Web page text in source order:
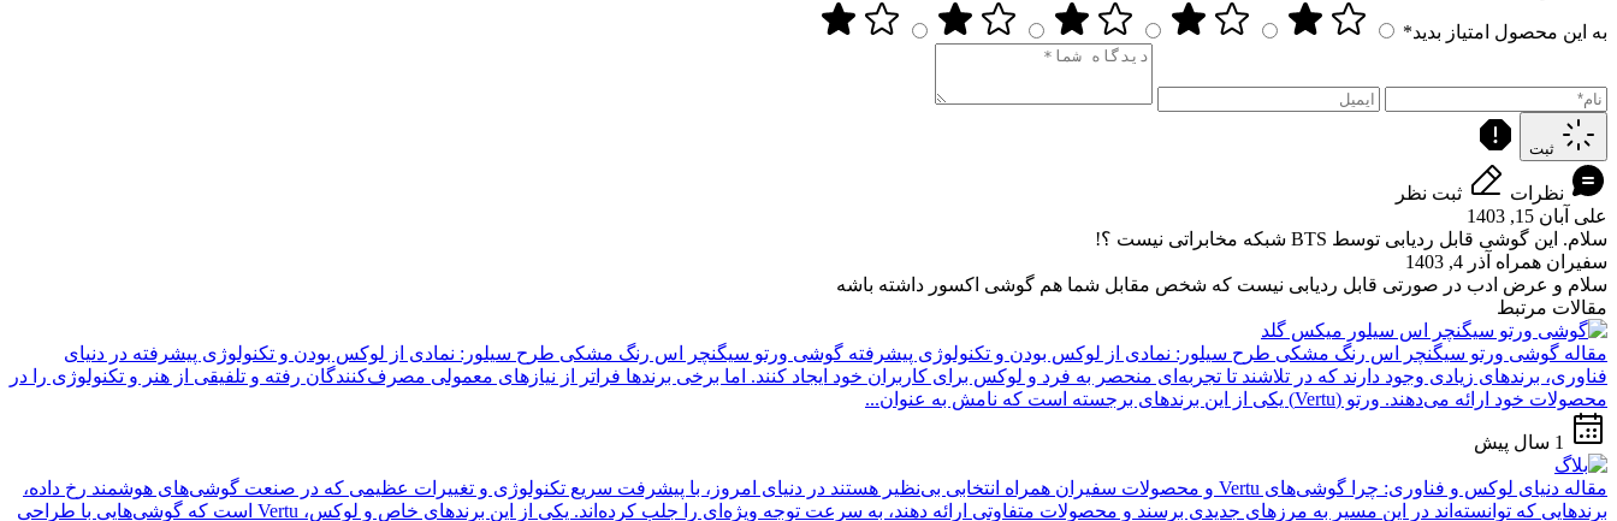
به این محصول امتیاز بدید*
ثبت
نظرات
ثبت نظر
علی آبان 15, 1403
سلام. این گوشی قابل ردیابی توسط BTS شبکه مخابراتی نیست ؟!
سفیران همراه آذر 4, 1403
سلام و عرض ادب در صورتی قابل ردیابی نیست که شخص مقابل شما هم گوشی اکسور داشته باشه
مقالات مرتبط
مقاله گوشی ورتو سیگنچر اس رنگ مشکی طرح سیلور: نمادی از لوکس بودن و تکنولوژی پیشرفته گوشی ورتو سیگنچر اس رنگ مشکی طرح سیلور: نمادی از لوکس بودن و تکنولوژی پیشرفته در دنیای
فناوری، برندهای زیادی وجود دارند که در تلاشند تا تجربه‌ای منحصر به فرد و لوکس برای کاربران خود ایجاد کنند. اما برخی برندها فراتر از نیازهای معمولی مصرف‌کنندگان رفته و تلفیقی از هنر و تکنولوژی را در
محصولات خود ارائه می‌دهند. ورتو (Vertu) یکی از این برندهای برجسته است که نامش به عنوان...
1 سال پیش
مقاله دنیای لوکس و فناوری: چرا گوشی‌های Vertu و محصولات سفیران همراه انتخابی بی‌نظیر هستند
در دنیای امروز، با پیشرفت سریع تکنولوژی و تغییرات عظیمی که در صنعت گوشی‌های هوشمند رخ داده،
برندهایی که توانسته‌اند در این مسیر به مرزهای جدیدی برسند و محصولات متفاوتی ارائه دهند، به سرعت توجه ویژه‌ای را جلب کرده‌اند. یکی از این برندهای خاص و لوکس، Vertu است که گوشی‌هایی با طراحی